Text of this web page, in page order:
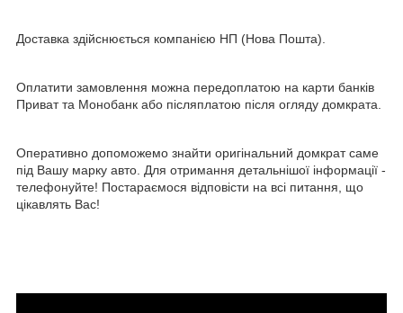
Доставка здійснюється компанією НП (Нова Пошта).
Оплатити замовлення можна передоплатою на карти банків
Приват та Монобанк або післяплатою після огляду домкрата.
Оперативно допоможемо знайти оригінальний домкрат саме
під Вашу марку авто. Для отримання детальнішої інформації -
телефонуйте! Постараємося відповісти на всі питання, що
цікавлять Вас!